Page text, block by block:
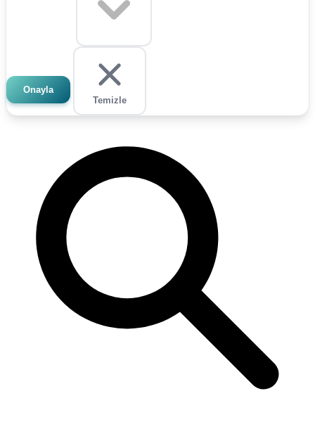
Onayla
Temizle